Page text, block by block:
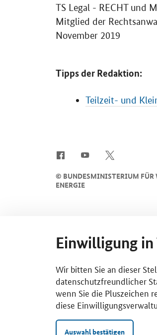
TS Legal - RECHT und
Mitglied der
November 2019
Tipps der Redaktion:
Teilzeit- und
© BUNDESMINISTERIUM FÜR
ENERGIE
Einwilligung in
Wir bitten Sie an dieser
datenschutzfreundlicher
wenn Sie die Pluszeichen
diese
Auswahl bestätigen